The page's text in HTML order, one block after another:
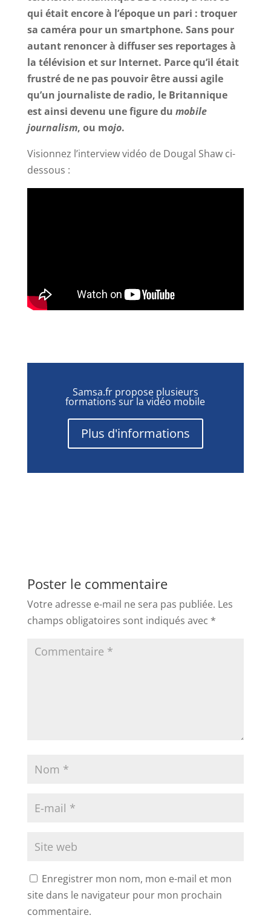
qui était encore à l’époque un pari : troquer
sa caméra pour un smartphone. Sans pour
autant renoncer à diffuser ses reportages à
la télévision et sur Internet. Parce qu’il était
frustré de ne pas pouvoir être aussi agile
qu’un journaliste de radio, le Britannique
est ainsi devenu une figure du mobile
journalism, ou mojo.
Visionnez l’interview vidéo de Dougal Shaw ci-
dessous :
Samsa.fr propose plusieurs
formations sur la vidéo mobile
Plus d'informations
Poster le commentaire
Votre adresse e-mail ne sera pas publiée. Les
champs obligatoires sont indiqués avec *
Enregistrer mon nom, mon e-mail et mon
site dans le navigateur pour mon prochain
commentaire.